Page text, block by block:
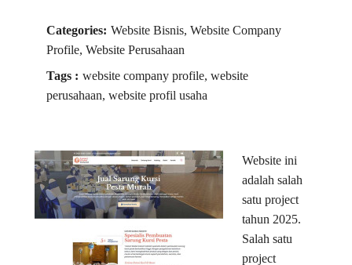
Categories: Website Bisnis, Website Company
Profile, Website Perusahaan
Tags : website company profile, website
perusahaan, website profil usaha
Website ini
adalah salah
satu project
tahun 2025.
Salah satu
project